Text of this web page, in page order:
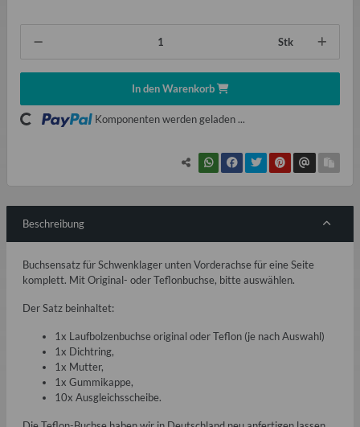
Stk
In den Warenkorb
Loading... Komponenten werden geladen ...
Beschreibung
Buchsensatz für Schwenklager unten Vorderachse für eine Seite
komplett. Mit Original- oder Teflonbuchse, bitte auswählen.
Der Satz beinhaltet:
1x Laufbolzenbuchse original oder Teflon (je nach Auswahl)
1x Dichtring,
1x Mutter,
1x Gummikappe,
10x Ausgleichsscheibe.